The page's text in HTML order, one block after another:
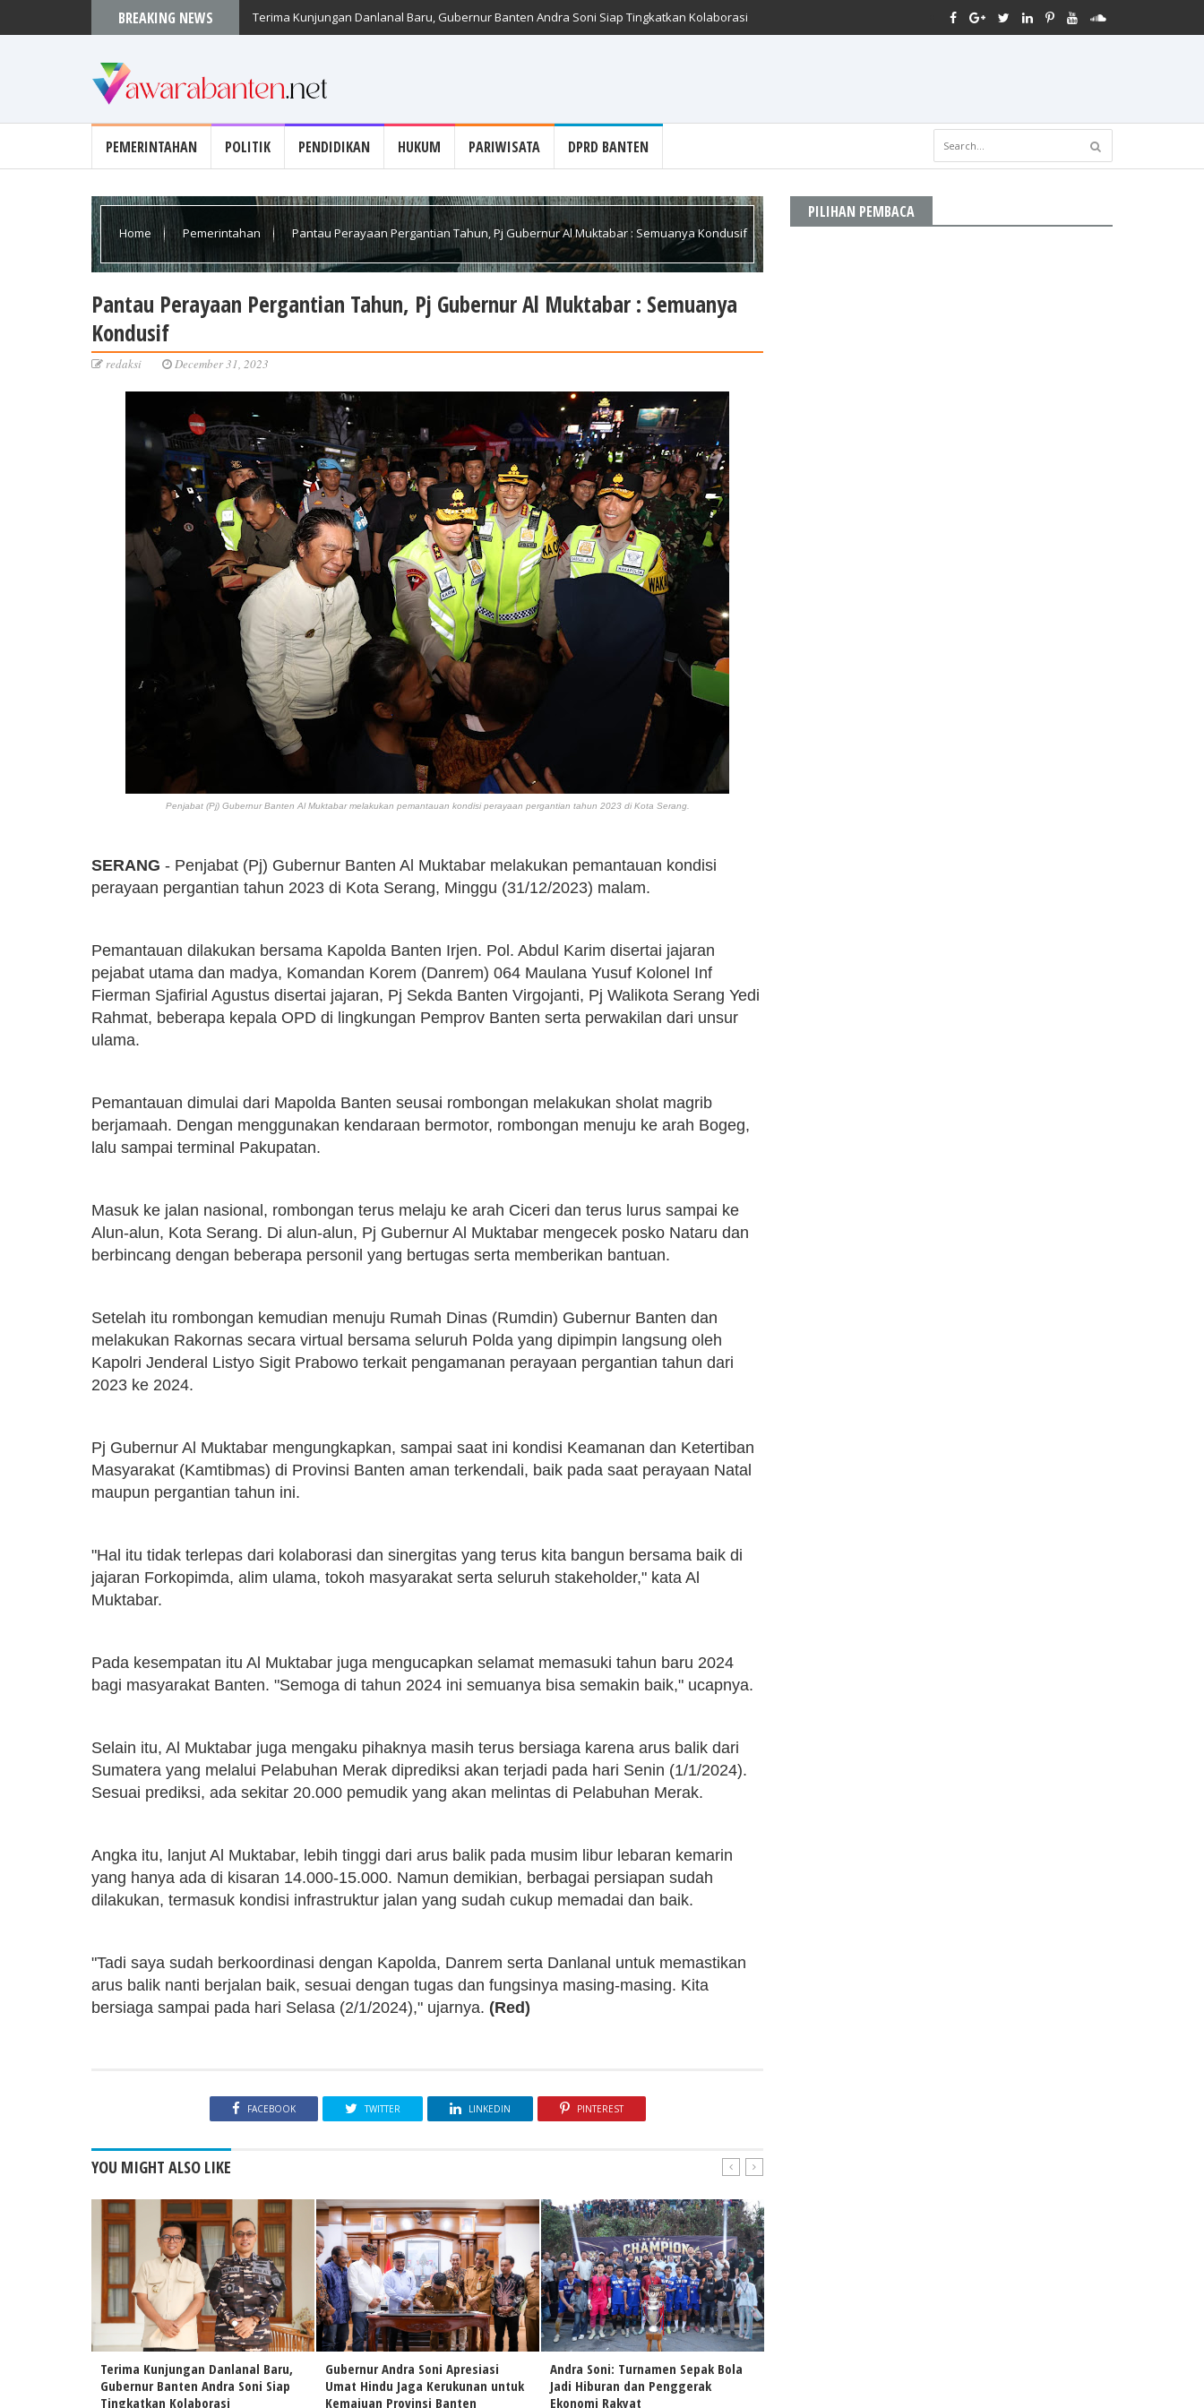
BREAKING NEWS Terima Kunjungan Danlanal Baru, Gubernur Banten Andra Soni Siap Tingkatkan Kolaborasi
PEMERINTAHAN POLITIK PENDIDIKAN HUKUM PARIWISATA DPRD BANTEN
Home Pemerintahan Pantau Perayaan Pergantian Tahun, Pj Gubernur Al Muktabar : Semuanya Kondusif
Pantau Perayaan Pergantian Tahun, Pj Gubernur Al Muktabar : Semuanya
Kondusif
redaksi December 31, 2023
Penjabat (Pj) Gubernur Banten Al Muktabar melakukan pemantauan kondisi perayaan pergantian tahun 2023 di Kota Serang.
SERANG - Penjabat (Pj) Gubernur Banten Al Muktabar melakukan pemantauan kondisi
perayaan pergantian tahun 2023 di Kota Serang, Minggu (31/12/2023) malam.
Pemantauan dilakukan bersama Kapolda Banten Irjen. Pol. Abdul Karim disertai jajaran
pejabat utama dan madya, Komandan Korem (Danrem) 064 Maulana Yusuf Kolonel Inf
Fierman Sjafirial Agustus disertai jajaran, Pj Sekda Banten Virgojanti, Pj Walikota Serang Yedi
Rahmat, beberapa kepala OPD di lingkungan Pemprov Banten serta perwakilan dari unsur
ulama.
Pemantauan dimulai dari Mapolda Banten seusai rombongan melakukan sholat magrib
berjamaah. Dengan menggunakan kendaraan bermotor, rombongan menuju ke arah Bogeg,
lalu sampai terminal Pakupatan.
Masuk ke jalan nasional, rombongan terus melaju ke arah Ciceri dan terus lurus sampai ke
Alun-alun, Kota Serang. Di alun-alun, Pj Gubernur Al Muktabar mengecek posko Nataru dan
berbincang dengan beberapa personil yang bertugas serta memberikan bantuan.
Setelah itu rombongan kemudian menuju Rumah Dinas (Rumdin) Gubernur Banten dan
melakukan Rakornas secara virtual bersama seluruh Polda yang dipimpin langsung oleh
Kapolri Jenderal Listyo Sigit Prabowo terkait pengamanan perayaan pergantian tahun dari
2023 ke 2024.
Pj Gubernur Al Muktabar mengungkapkan, sampai saat ini kondisi Keamanan dan Ketertiban
Masyarakat (Kamtibmas) di Provinsi Banten aman terkendali, baik pada saat perayaan Natal
maupun pergantian tahun ini.
"Hal itu tidak terlepas dari kolaborasi dan sinergitas yang terus kita bangun bersama baik di
jajaran Forkopimda, alim ulama, tokoh masyarakat serta seluruh stakeholder," kata Al
Muktabar.
Pada kesempatan itu Al Muktabar juga mengucapkan selamat memasuki tahun baru 2024
bagi masyarakat Banten. "Semoga di tahun 2024 ini semuanya bisa semakin baik," ucapnya.
Selain itu, Al Muktabar juga mengaku pihaknya masih terus bersiaga karena arus balik dari
Sumatera yang melalui Pelabuhan Merak diprediksi akan terjadi pada hari Senin (1/1/2024).
Sesuai prediksi, ada sekitar 20.000 pemudik yang akan melintas di Pelabuhan Merak.
Angka itu, lanjut Al Muktabar, lebih tinggi dari arus balik pada musim libur lebaran kemarin
yang hanya ada di kisaran 14.000-15.000. Namun demikian, berbagai persiapan sudah
dilakukan, termasuk kondisi infrastruktur jalan yang sudah cukup memadai dan baik.
"Tadi saya sudah berkoordinasi dengan Kapolda, Danrem serta Danlanal untuk memastikan
arus balik nanti berjalan baik, sesuai dengan tugas dan fungsinya masing-masing. Kita
bersiaga sampai pada hari Selasa (2/1/2024)," ujarnya. (Red)
FACEBOOK TWITTER LINKEDIN PINTEREST
YOU MIGHT ALSO LIKE
Terima Kunjungan Danlanal Baru,
Gubernur Banten Andra Soni Siap
Tingkatkan Kolaborasi
Gubernur Andra Soni Apresiasi
Umat Hindu Jaga Kerukunan untuk
Kemajuan Provinsi Banten
Andra Soni: Turnamen Sepak Bola
Jadi Hiburan dan Penggerak
Ekonomi Rakyat
PILIHAN PEMBACA